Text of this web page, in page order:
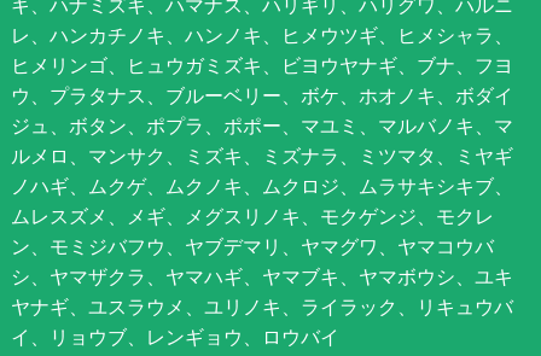
レ、ハンカチノキ、ハンノキ、ヒメウツギ、ヒメシャラ、
ヒメリンゴ、ヒュウガミズキ、ビヨウヤナギ、ブナ、フヨ
ウ、プラタナス、ブルーベリー、ボケ、ホオノキ、ボダイ
ジュ、ボタン、ポプラ、ポポー、マユミ、マルバノキ、マ
ルメロ、マンサク、ミズキ、ミズナラ、ミツマタ、ミヤギ
ノハギ、ムクゲ、ムクノキ、ムクロジ、ムラサキシキブ、
ムレスズメ、メギ、メグスリノキ、モクゲンジ、モクレ
ン、モミジバフウ、ヤブデマリ、ヤマグワ、ヤマコウバ
シ、ヤマザクラ、ヤマハギ、ヤマブキ、ヤマボウシ、ユキ
ヤナギ、ユスラウメ、ユリノキ、ライラック、リキュウバ
イ、リョウブ、レンギョウ、ロウバイ